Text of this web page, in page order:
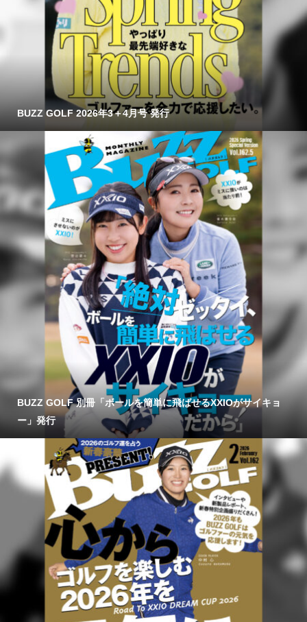
BUZZ GOLF 2026年3＋4月号 発行
BUZZ GOLF 別冊「ボールを簡単に飛ばせるXXIOがサイキョ
ー」発行